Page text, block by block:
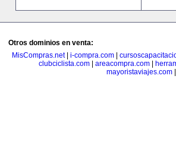
Otros dominios en venta:
MisCompras.net| i-compra.com|
clubciclista.com
areacompra.com
mayoristaviajes.com|